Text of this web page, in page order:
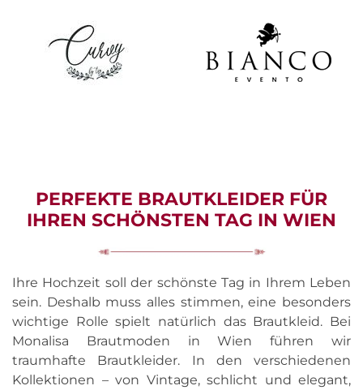
PERFEKTE BRAUTKLEIDER FÜR
IHREN SCHÖNSTEN TAG IN WIEN
Ihre Hochzeit soll der schönste Tag in Ihrem Leben
sein. Deshalb muss alles stimmen, eine besonders
wichtige Rolle spielt natürlich das Brautkleid. Bei
Monalisa Brautmoden in Wien führen wir
traumhafte Brautkleider. In den verschiedenen
Kollektionen – von Vintage, schlicht und elegant,